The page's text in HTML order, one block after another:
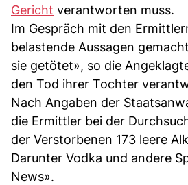
Gericht verantworten muss.
Im Gespräch mit den
belastende Aussagen
sie getötet», so die
den Tod ihrer Tochter
Nach Angaben der
die Ermittler bei der
der Verstorbenen 173 leere
Darunter Vodka und andere
News».